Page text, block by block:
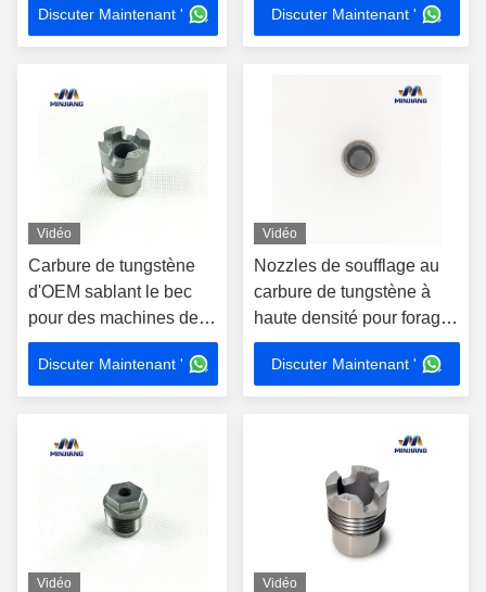
d'huile de carbure
Discuter Maintenant ' Discuter Maintenant '
Vidéo
Carbure de tungstène
d'OEM sablant le bec
pour des machines de
pétrole
Discuter Maintenant '
Vidéo
Nozzles de soufflage au
carbure de tungstène à
haute densité pour forage
industriel
Discuter Maintenant '
Vidéo Vidéo